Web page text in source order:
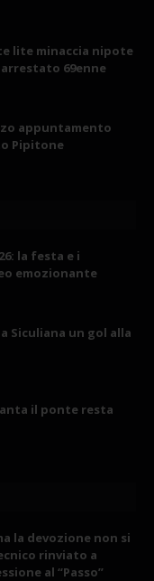
lite minaccia nipote
69enne
appuntamento
Pipitone
la festa e i
emozionante
Siculiana un gol alla
il ponte resta
la devozione non si
rinviato a
al “Passo”